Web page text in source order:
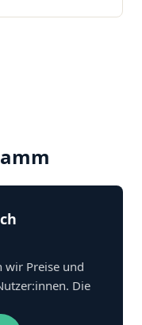
wir Preise und
Die